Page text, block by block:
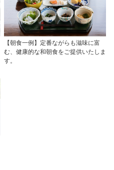
【朝食一例】定番ながらも滋味に富
む、健康的な和朝食をご提供いたしま
す。